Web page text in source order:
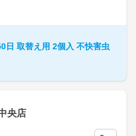
日 取替え用 2個入 不快害虫
央店